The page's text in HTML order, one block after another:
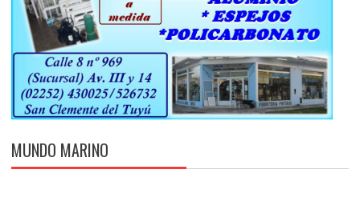
MUNDO MARINO